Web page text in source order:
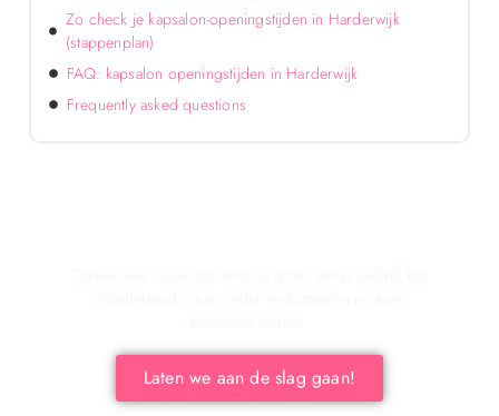
Zo check je kapsalon-openingstijden in Harderwijk
(stappenplan)
FAQ: kapsalon openingstijden in Harderwijk
Frequently asked questions
Laten we aan de slag gaan!